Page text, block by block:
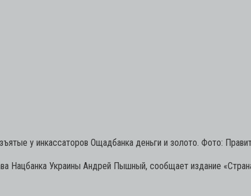
у инкассаторов Ощадбанка деньги и золото. Фото:
Нацбанка Украины Андрей Пышный, сообщает издание